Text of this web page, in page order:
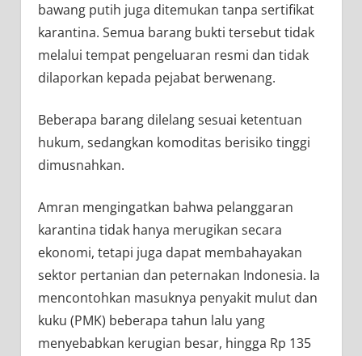
bawang putih juga ditemukan tanpa sertifikat
karantina. Semua barang bukti tersebut tidak
melalui tempat pengeluaran resmi dan tidak
dilaporkan kepada pejabat berwenang.
Beberapa barang dilelang sesuai ketentuan
hukum, sedangkan komoditas berisiko tinggi
dimusnahkan.
Amran mengingatkan bahwa pelanggaran
karantina tidak hanya merugikan secara
ekonomi, tetapi juga dapat membahayakan
sektor pertanian dan peternakan Indonesia. Ia
mencontohkan masuknya penyakit mulut dan
kuku (PMK) beberapa tahun lalu yang
menyebabkan kerugian besar, hingga Rp 135